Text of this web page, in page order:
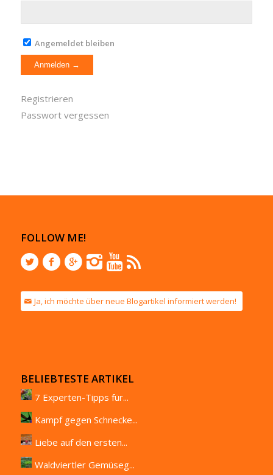
Angemeldet bleiben
Registrieren
Passwort vergessen
FOLLOW ME!
Ja, ich möchte über neue Blogartikel informiert werden!
BELIEBTESTE ARTIKEL
7 Experten-Tipps für...
Kampf gegen Schnecke...
Liebe auf den ersten...
Waldviertler Gemüseg...